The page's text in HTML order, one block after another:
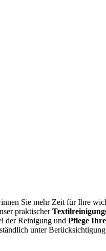
Sie mehr Zeit für Ihre
praktischer
der Reinigung und Pflege
unter